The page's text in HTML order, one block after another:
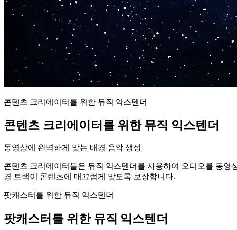
콘텐츠 크리에이터를 위한 뮤직 익스텐더
콘텐츠 크리에이터를 위한 뮤직 익스텐더
동영상에 완벽하게 맞는 배경 음악 생성
콘텐츠 크리에이터들은 뮤직 익스텐더를 사용하여 오디오를 동
경 트랙이 콘텐츠에 매끄럽게 맞도록 보장합니다.
팟캐스터를 위한 뮤직 익스텐더
팟캐스터를 위한 뮤직 익스텐더